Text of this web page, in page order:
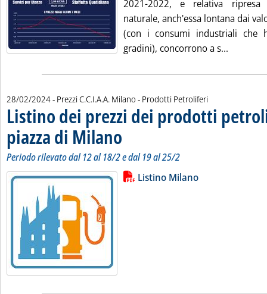
2021-2022, e relativa
naturale, anch'essa lontana dai
(con i consumi industriali che
gradini), concorrono a s...
28/02/2024- Prezzi C.C.I.A.A. Milano - Prodotti Petroliferi
Listino dei prezzi dei prodotti
piazza di Milano . Sottotitolo: Periodo rilevato dal 12 al 18/2 e dal
. Pubblicata mercoledì 28 febbraio 2024 alle
Periodo rilevato dal 12 al 18/2 e dal 19 al 25/2
Leggi tutta la notizia: 'Listino
Lista allegati PDF alla notizia
Listino Milano